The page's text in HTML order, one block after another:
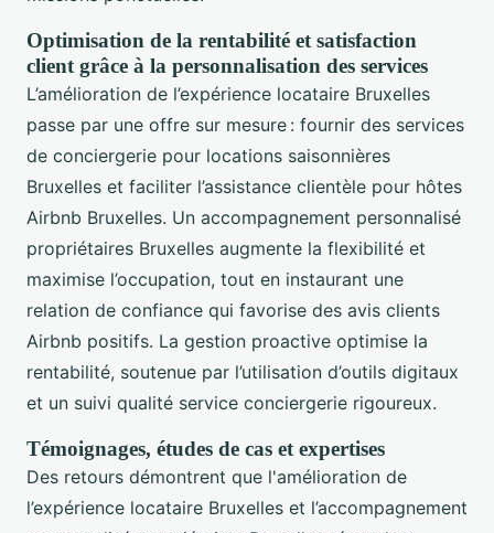
Optimisation de la rentabilité et satisfaction
client grâce à la personnalisation des services
L’amélioration de l’expérience locataire Bruxelles
passe par une offre sur mesure : fournir des services
de conciergerie pour locations saisonnières
Bruxelles et faciliter l’assistance clientèle pour hôtes
Airbnb Bruxelles. Un accompagnement personnalisé
propriétaires Bruxelles augmente la flexibilité et
maximise l’occupation, tout en instaurant une
relation de confiance qui favorise des avis clients
Airbnb positifs. La gestion proactive optimise la
rentabilité, soutenue par l’utilisation d’outils digitaux
et un suivi qualité service conciergerie rigoureux.
Témoignages, études de cas et expertises
Des retours démontrent que l'amélioration de
l’expérience locataire Bruxelles et l’accompagnement